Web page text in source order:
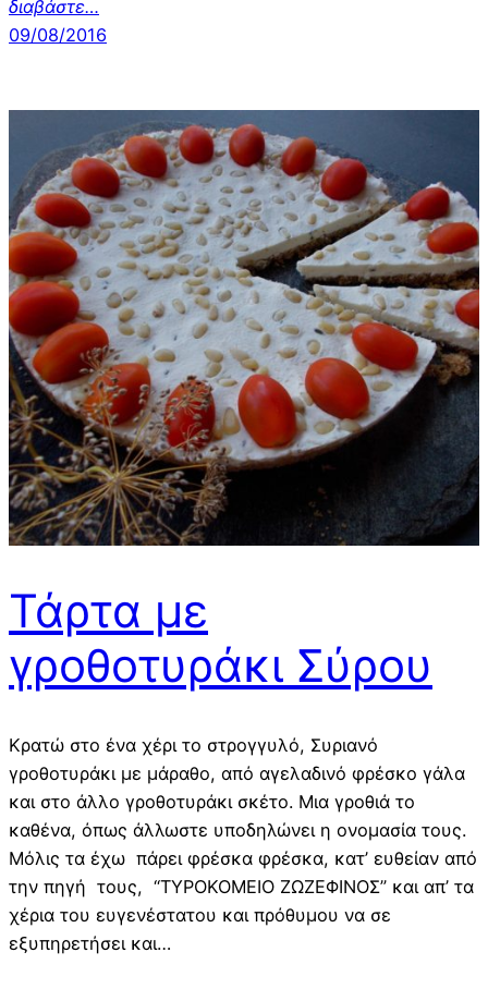
διαβάστε…
09/08/2016
Τάρτα με
γροθοτυράκι Σύρου
Κρατώ στο ένα χέρι το στρογγυλό, Συριανό
γροθοτυράκι με μάραθο, από αγελαδινό φρέσκο γάλα
και στο άλλο γροθοτυράκι σκέτο. Μια γροθιά το
καθένα, όπως άλλωστε υποδηλώνει η ονομασία τους.
Μόλις τα έχω πάρει φρέσκα φρέσκα, κατ’ ευθείαν από
την πηγή τους, “ΤΥΡΟΚΟΜΕΙΟ ΖΩΖΕΦΙΝΟΣ” και απ’ τα
χέρια του ευγενέστατου και πρόθυμου να σε
εξυπηρετήσει και…